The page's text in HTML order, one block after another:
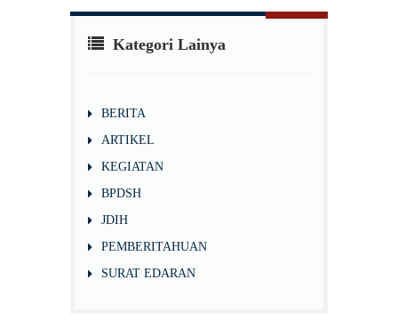
Kategori Lainya
BERITA
ARTIKEL
KEGIATAN
BPDSH
JDIH
PEMBERITAHUAN
SURAT EDARAN